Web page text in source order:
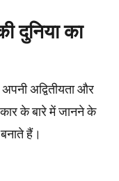
दुनिया का
अद्वितीयता और
के बारे में जानने के
हैं।